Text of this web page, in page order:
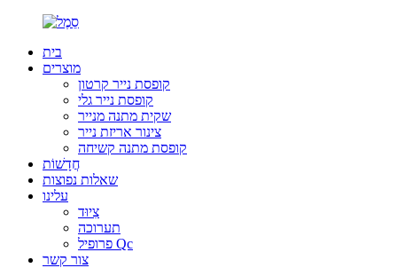
בית
מוצרים
קופסת נייר קרטון
קופסת נייר גלי
שקית מתנה מנייר
צינור אריזת נייר
קופסת מתנה קשיחה
חֲדָשׁוֹת
שאלות נפוצות
עלינו
צִיוּד
תערוכה
פרופיל Qc
צור קשר